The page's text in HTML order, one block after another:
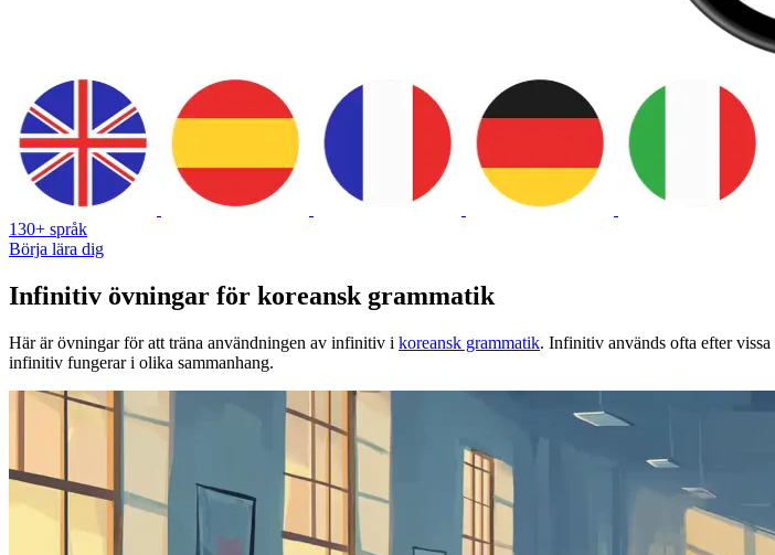
130+ språk
Börja lära dig
Infinitiv övningar för koreansk grammatik
Här är övningar för att träna användningen av infinitiv i koreansk grammatik. Infinitiv används ofta efter
infinitiv fungerar i olika sammanhang.